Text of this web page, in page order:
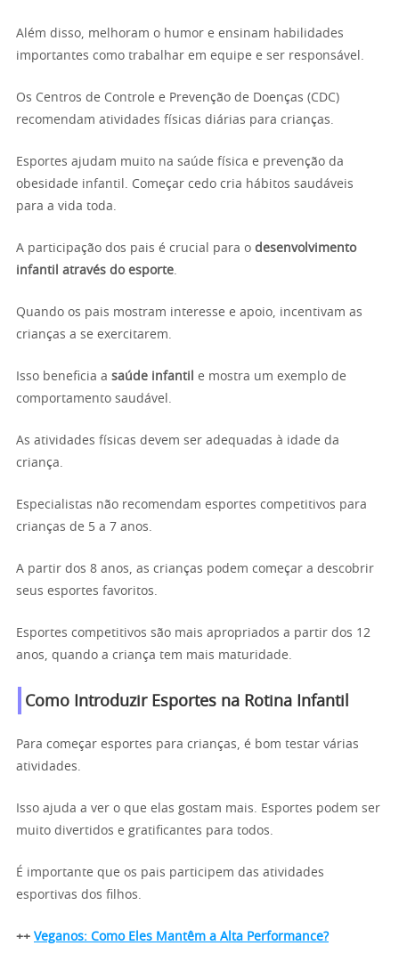
Além disso, melhoram o humor e ensinam habilidades
importantes como trabalhar em equipe e ser responsável.
Os Centros de Controle e Prevenção de Doenças (CDC)
recomendam atividades físicas diárias para crianças.
Esportes ajudam muito na saúde física e prevenção da
obesidade infantil. Começar cedo cria hábitos saudáveis
para a vida toda.
A participação dos pais é crucial para o desenvolvimento
infantil através do esporte.
Quando os pais mostram interesse e apoio, incentivam as
crianças a se exercitarem.
Isso beneficia a saúde infantil
e mostra um exemplo de
comportamento saudável.
As atividades físicas devem ser adequadas à idade da
criança.
Especialistas não recomendam esportes competitivos para
crianças de 5 a 7 anos.
A partir dos 8 anos, as crianças podem começar a descobrir
seus esportes favoritos.
Esportes competitivos são mais apropriados a partir dos 12
anos, quando a criança tem mais maturidade.
Como Introduzir Esportes na Rotina Infantil
Para começar esportes para crianças, é bom testar várias
atividades.
Isso ajuda a ver o que elas gostam mais. Esportes podem ser
muito divertidos e gratificantes para todos.
É importante que os pais participem das atividades
esportivas dos filhos.
++ Veganos: Como Eles Mantêm a Alta Performance?